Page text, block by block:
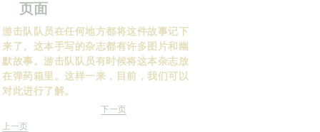
页面
游击队队员在任何地方都将这件故事记下
来了。这本手写的杂志都有许多图片和幽
默故事。游击队队员有时候将这本杂志放
在弹药箱里。这样一来，目前，我们可以
对此进行了解。
下一页
上一页